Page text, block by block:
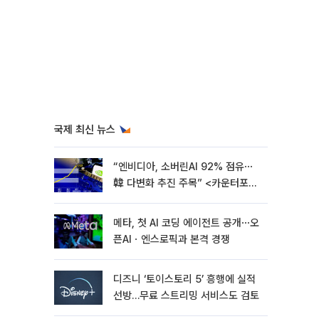
국제 최신 뉴스
“엔비디아, 소버린AI 92% 점유⋯
韓 다변화 추진 주목” <카운터포인
메타, 첫 AI 코딩 에이전트 공개⋯오
픈AIㆍ엔스로픽과 본격 경쟁
디즈니 ‘토이스토리 5’ 흥행에 실적
선방…무료 스트리밍 서비스도 검토